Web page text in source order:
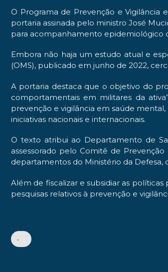
O Programa de Prevenção e Vigilância
portaria assinada pelo ministro José
para acompanhamento epidemiológico
Embora não haja um estudo atual e
(OMS), publicado em junho de 2022,
A portaria destaca que o objetivo do
comportamentais em militares da
prevenção e vigilância em saúde
iniciativas nacionais e internacionais.
O texto atribui ao Departamento de
assessorado pelo Comitê de
departamentos do Ministério da Defesa,
Além de fiscalizar e subsidiar as
pesquisas relativos à prevenção e
•